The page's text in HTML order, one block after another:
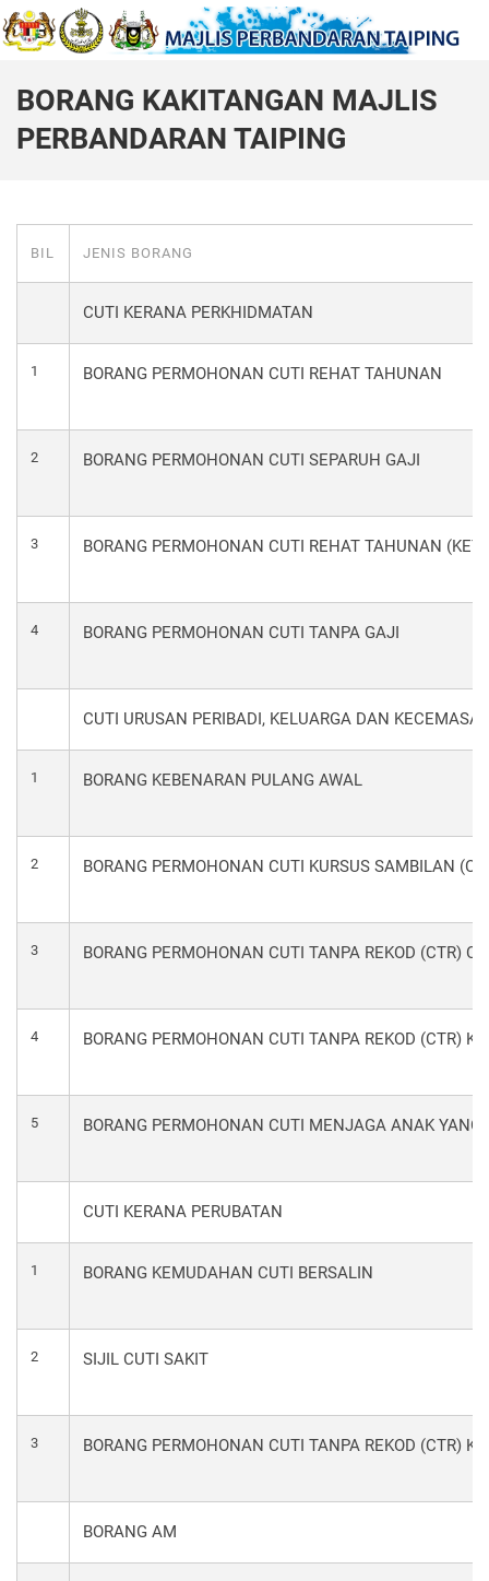
BORANG KAKITANGAN MAJLIS
PERBANDARAN TAIPING
BIL JENIS BORANG
CUTI KERANA PERKHIDMATAN
1 BORANG PERMOHONAN CUTI REHAT TAHUNAN
2 BORANG PERMOHONAN CUTI SEPARUH GAJI
3 BORANG PERMOHONAN CUTI REHAT TAHUNAN
4 BORANG PERMOHONAN CUTI TANPA GAJI
CUTI URUSAN PERIBADI, KELUARGA DAN
1 BORANG KEBENARAN PULANG AWAL
2 BORANG PERMOHONAN CUTI KURSUS SAMBILAN
3 BORANG PERMOHONAN CUTI TANPA REKOD (CTR)
4 BORANG PERMOHONAN CUTI TANPA REKOD (CTR)
5 BORANG PERMOHONAN CUTI MENJAGA ANAK YANG
CUTI KERANA PERUBATAN
1 BORANG KEMUDAHAN CUTI BERSALIN
2 SIJIL CUTI SAKIT
3 BORANG PERMOHONAN CUTI TANPA REKOD (CTR)
BORANG AM